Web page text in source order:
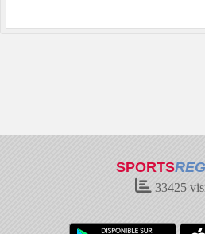
SPORTS
33425